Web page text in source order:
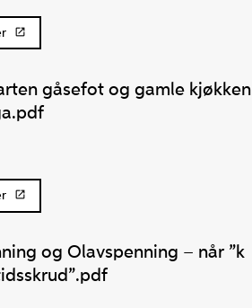
gåsefot og gamle kjøkken
og Olavspenning – når ”k